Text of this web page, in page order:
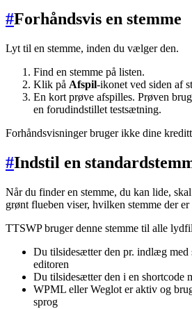
#Forhåndsvis en stemme
Lyt til en stemme, inden du vælger den.
Find en stemme på listen.
Klik på Afspil-ikonet ved siden af
En kort prøve afspilles. Prøven
en forudindstillet testsætning.
Forhåndsvisninger bruger ikke dine
#Indstil en
Når du finder en stemme, du kan lide,
grønt flueben viser, hvilken stemme der er
TTSWP bruger denne stemme til alle
Du tilsidesætter den pr. indlæg med
editoren
Du tilsidesætter den i en shortcode
WPML eller Weglot er aktiv og
sprog